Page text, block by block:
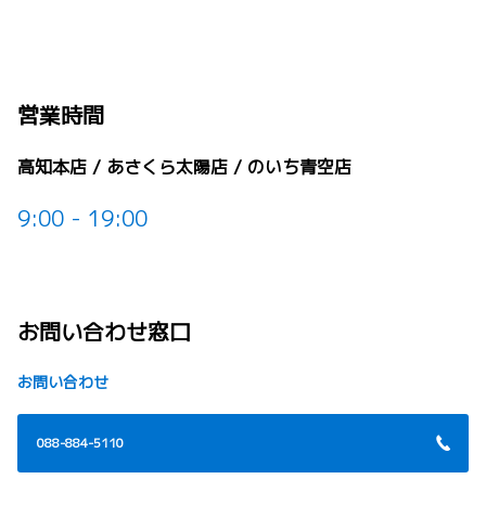
2026-05-12
カローラを一部改良しました。
詳しくはこちら
ヴォクシー 一部改良
ヴォクシーを一部改良しました。
詳しくはこちら
2026-04-10
営業時間
高知本店 / あさくら太陽店 / のいち青空店
9:00 - 19:00
お問い合わせ窓口
お問い合わせ
088-884-5110